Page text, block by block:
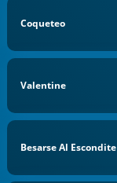
Coqueteo
Valentine
Besarse Al Escondite